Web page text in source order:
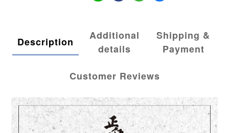
Description
Additional
details
Shipping &
Payment
Customer Reviews